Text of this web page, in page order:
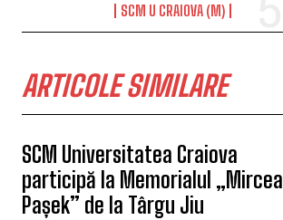
SCM U CRAIOVA (M)
ARTICOLE SIMILARE
SCM Universitatea Craiova
participă la Memorialul „Mircea
Pașek” de la Târgu Jiu